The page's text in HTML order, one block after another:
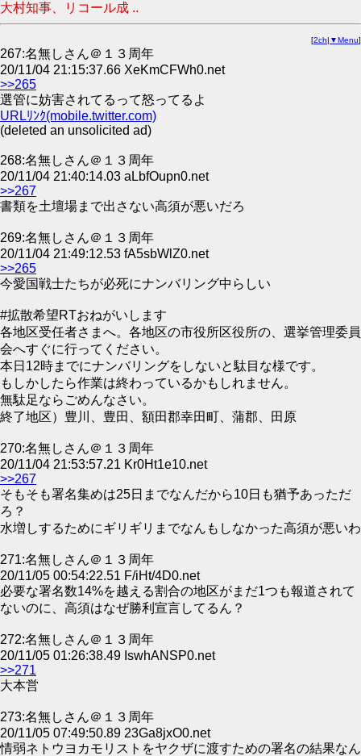
大村知事、リコール成 ..
[2ch| ▼Menu]
267:名無しさん＠１３周年
20/11/04 21:15:37.66 XeKmCFWh0.net
>>265
選管に妨害されてるって怒ってるよ
URLﾘﾝｸ(mobile.twitter.com)
(deleted an unsolicited ad)
268:名無しさん＠１３周年
20/11/04 21:40:14.03 aLbfOupn0.net
>>267
書類を土壇場まで出さない高須が悪いだろ
269:名無しさん＠１３周年
20/11/04 21:49:12.53 fA5sbWlZ0.net
>>265
今愛国戦士たちが必死にナンバリング中らしい
#拡散希望RTおねがいします
各地区受任者さまへ。各地区の市役所区役所の、選挙管理委員
会へすぐに行ってください。
本日12時までにナンバリングをしないと駄目な様です。
もしかしたら作業は終わっているかもしれません。
無駄足ならごめんなさい。
終了地区）豊川、豊田、額田郡幸田町、蒲郡、田原
270:名無しさん＠１３周年
20/11/04 21:53:57.21 Kr0Ht1e10.net
>>267
そもそも署名集めは25日までなんだから10日も猶予あっただ
ろ？
水増しするためにギリギリまでなんもしなかった高須が悪いわ
271:名無しさん＠１３周年
20/11/05 00:54:22.51 F/iHt/4D0.net
必要な署名数14%を越える割合の地区がまだ1つも報道されて
ないのに、高須はなぜ勝利宣言してるん？
272:名無しさん＠１３周年
20/11/05 01:26:38.49 IswhANSP0.net
>>271
大本営
273:名無しさん＠１３周年
20/11/05 07:49:50.89 23Ga8jxO0.net
情弱ネトウヨカモリストをヤクザに渡すための署名の結果なん